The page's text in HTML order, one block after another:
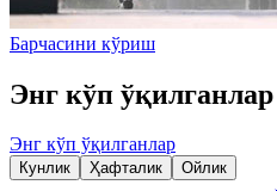
Барчасини кўриш
Энг кўп ўқилганлар
Энг кўп ўқилганлар
Кунлик Ҳафталик Ойлик